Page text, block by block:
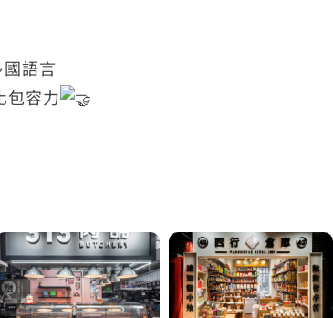
語言
包容力